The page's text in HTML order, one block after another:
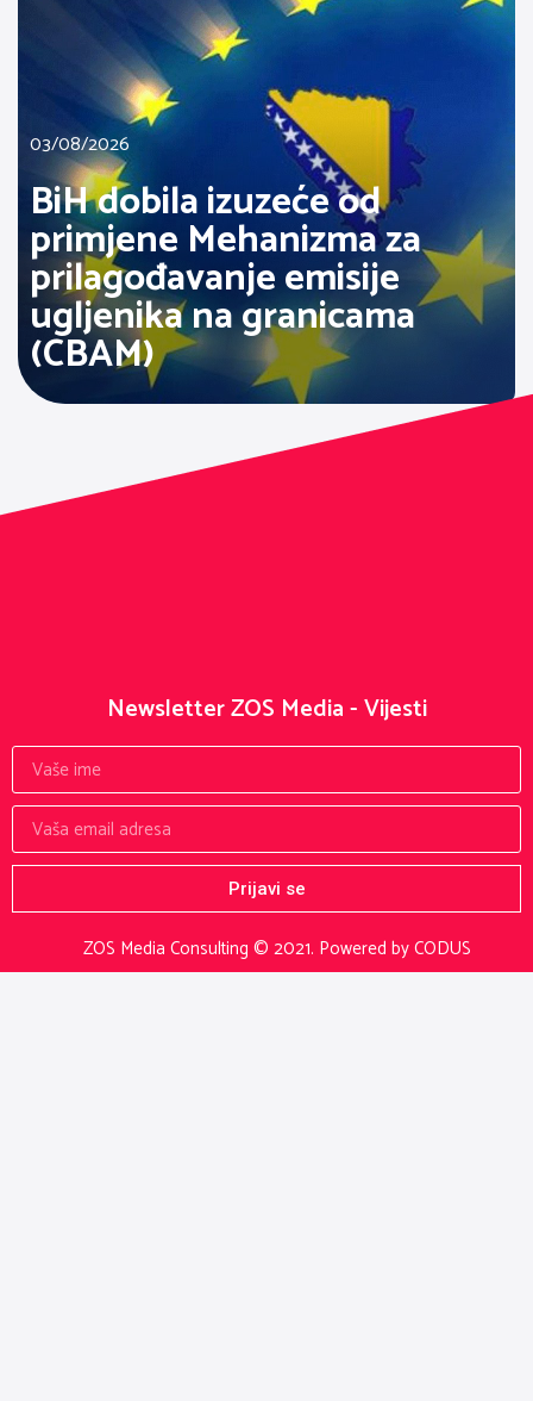
03/08/2026
BiH dobila izuzeće od
primjene Mehanizma za
prilagođavanje emisije
ugljenika na granicama
(CBAM)
ZOS Media Consulting © 2021. Powered by CODUS
Newsletter ZOS Media - Vijesti
Prijavi se